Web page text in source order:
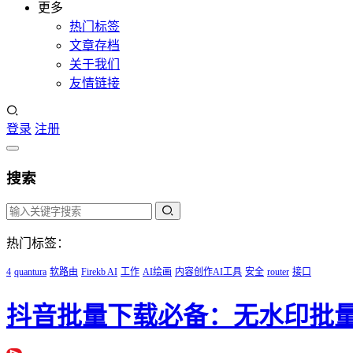
更多
热门标签
文章存档
关于我们
友情链接
登录 注册
搜索
热门标签：
4 quantura 软路由 Firekb AI 工作 AI绘画 内容创作AI工具 安全 router 接口
抖音批量下载必备：无水印批